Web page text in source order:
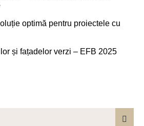
optimă pentru proiectele cu
și fațadelor verzi – EFB 2025